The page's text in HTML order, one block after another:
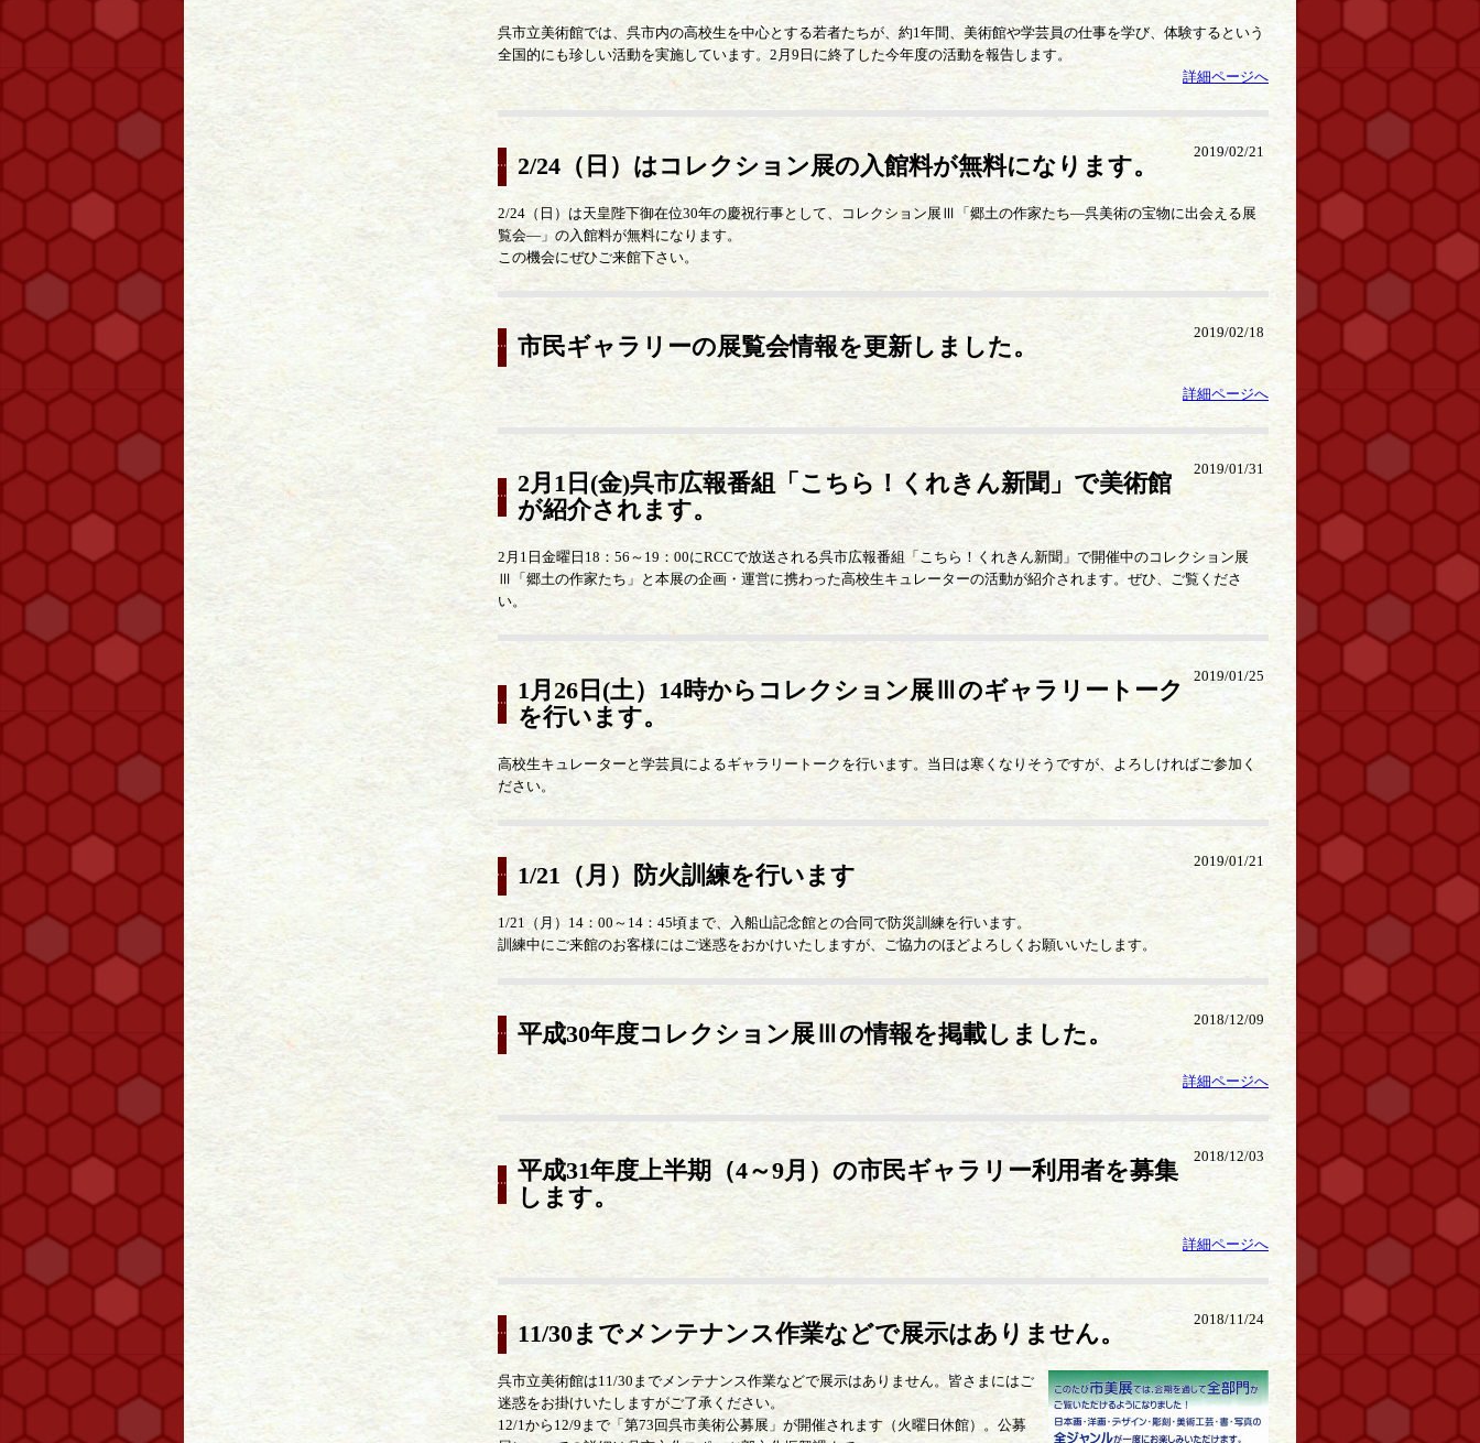
呉市立美術館では、呉市内の高校生を中心とする若者たちが、約1年間、美術館や学芸員の仕事を学び、体験するという
全国的にも珍しい活動を実施しています。2月9日に終了した今年度の活動を報告します。
詳細ページへ
2019/02/21
2/24（日）はコレクション展の入館料が無料になります。
2/24（日）は天皇陛下御在位30年の慶祝行事として、コレクション展Ⅲ「郷土の作家たち―呉美術の宝物に出会える展
覧会―」の入館料が無料になります。
この機会にぜひご来館下さい。
2019/02/18
市民ギャラリーの展覧会情報を更新しました。
詳細ページへ
2019/01/31
2月1日(金)呉市広報番組「こちら！くれきん新聞」で美術館
が紹介されます。
2月1日金曜日18：56～19：00にRCCで放送される呉市広報番組「こちら！くれきん新聞」で開催中のコレクション展
Ⅲ「郷土の作家たち」と本展の企画・運営に携わった高校生キュレーターの活動が紹介されます。ぜひ、ご覧くださ
い。
2019/01/25
1月26日(土）14時からコレクション展Ⅲのギャラリートーク
を行います。
高校生キュレーターと学芸員によるギャラリートークを行います。当日は寒くなりそうですが、よろしければご参加く
ださい。
2019/01/21
1/21（月）防火訓練を行います
1/21（月）14：00～14：45頃まで、入船山記念館との合同で防災訓練を行います。
訓練中にご来館のお客様にはご迷惑をおかけいたしますが、ご協力のほどよろしくお願いいたします。
2018/12/09
平成30年度コレクション展Ⅲの情報を掲載しました。
詳細ページへ
2018/12/03
平成31年度上半期（4～9月）の市民ギャラリー利用者を募集
します。
詳細ページへ
2018/11/24
11/30までメンテナンス作業などで展示はありません。
呉市立美術館は11/30までメンテナンス作業などで展示はありません。皆さまにはご
迷惑をお掛けいたしますがご了承ください。
12/1から12/9まで「第73回呉市美術公募展」が開催されます（火曜日休館）。公募